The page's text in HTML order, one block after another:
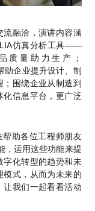
流融洽，演讲内容涵
仿真分析工具——
质量助力生产；
企业提升设计、制
围绕企业从制造到
信息平台，更广泛
帮助各位工程师朋友
，运用这些功能来提
字化转型的趋势和未
模式，从而为未来的
让我们一起看看活动